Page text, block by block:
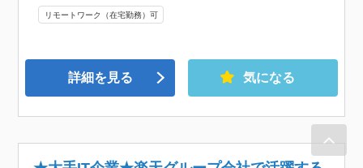
リモートワーク（在宅勤務）可
詳細を見る 気になる